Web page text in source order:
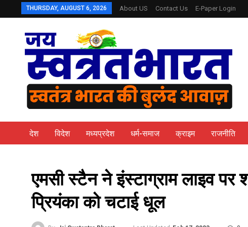
THURSDAY, AUGUST 6, 2026 About US Contact Us E-Paper Login
देश विदेश मध्यप्रदेश धर्म-समाज क्राइम राजनीति
एमसी स्टैन ने इंस्टाग्राम लाइव पर
प्रियंका को चटाई धूल